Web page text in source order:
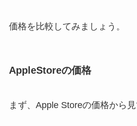
価格を比較してみましょう。
AppleStoreの価格
まず、Apple Storeの価格から見